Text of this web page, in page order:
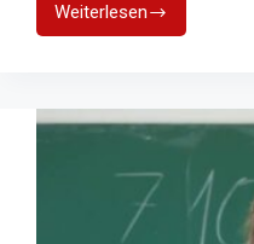
Weiterlesen
Wo
bleibt
Aufruf
zur
der
Notfallversorgung